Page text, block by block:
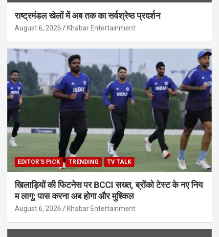
राष्ट्रमंडल खेलों में अब तक का सर्वश्रेष्ठ प्रदर्शन
August 6, 2026 Khabar Entertainment
EDITOR'S PICK TRENDING TV TALK
खिलाड़ियों की फिटनेस पर BCCI सख्त, ब्रोंको टेस्ट के नए निय
म लागू; पास करना अब होगा और मुश्किल
August 6, 2026 Khabar Entertainment